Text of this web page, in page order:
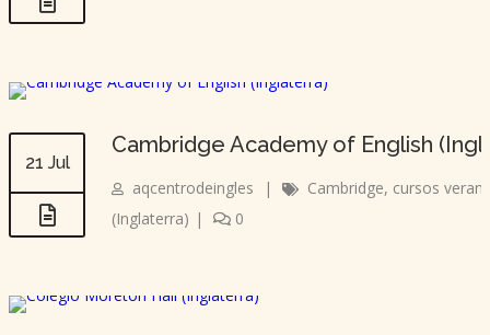
21 Jul
Cambridge Academy of English
aqcentrodeingles | Cambridge, cursos
(Inglaterra) | 0